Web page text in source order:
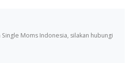
Moms Indonesia, silakan hubungi